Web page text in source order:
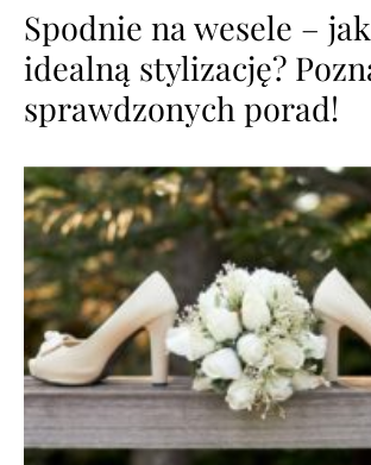
Spodnie na wesele –
idealną stylizację?
sprawdzonych porad!